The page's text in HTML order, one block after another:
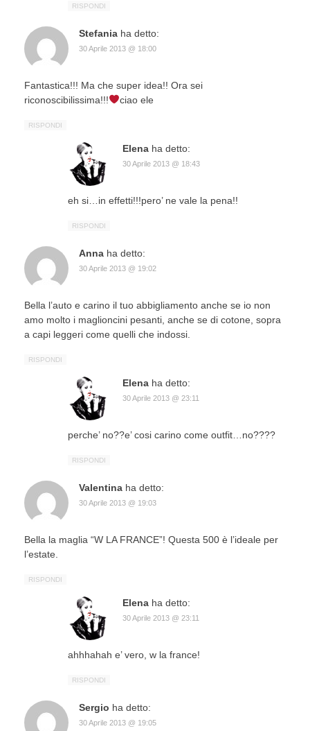
RISPONDI
Stefania ha detto:
30 Aprile 2013 @ 18:00
Fantastica!!! Ma che super idea!! Ora sei
riconoscibilissima!!!
ciao ele
RISPONDI
Elena ha detto:
30 Aprile 2013 @ 18:43
eh si…in effetti!!!pero’ ne vale la pena!!
RISPONDI
Anna ha detto:
30 Aprile 2013 @ 19:02
Bella l’auto e carino il tuo abbigliamento anche se io non
amo molto i maglioncini pesanti, anche se di cotone, sopra
a capi leggeri come quelli che indossi.
RISPONDI
Elena ha detto:
30 Aprile 2013 @ 23:11
perche’ no??e’ cosi carino come outfit…no????
RISPONDI
Valentina ha detto:
30 Aprile 2013 @ 19:03
Bella la maglia “W LA FRANCE”! Questa 500 è l’ideale per
l’estate.
RISPONDI
Elena ha detto:
30 Aprile 2013 @ 23:11
ahhhahah e’ vero, w la france!
RISPONDI
Sergio ha detto:
30 Aprile 2013 @ 19:05